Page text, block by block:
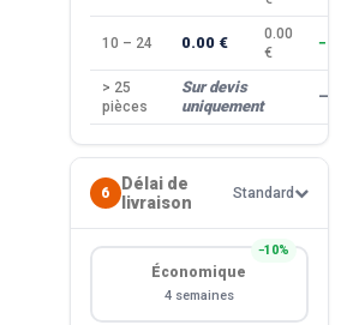
10 – 24 0.00 €
0.00
€
> 25
pièces
Sur devis
uniquement
—
6
Délai de
livraison
Standard
−10%
Économique
4 semaines